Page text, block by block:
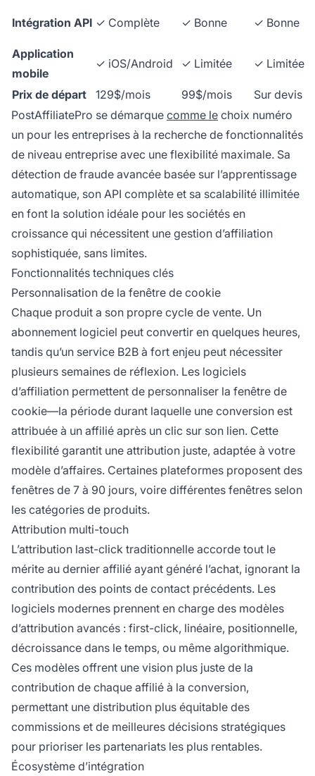
Intégration API ✓ Complète ✓ Bonne ✓ Bonne
Application
mobile
✓ iOS/Android ✓ Limitée ✓ Limitée
Prix de départ 129$/mois 99$/mois
Sur devis
PostAffiliatePro se démarque comme le choix numéro
un pour les entreprises à la recherche de fonctionnalités
de niveau entreprise avec une flexibilité maximale. Sa
détection de fraude avancée basée sur l’apprentissage
automatique, son API complète et sa scalabilité illimitée
en font la solution idéale pour les sociétés en
croissance qui nécessitent une gestion d’affiliation
sophistiquée, sans limites.
Fonctionnalités techniques clés
Personnalisation de la fenêtre de cookie
Chaque produit a son propre cycle de vente. Un
abonnement logiciel peut convertir en quelques heures,
tandis qu’un service B2B à fort enjeu peut nécessiter
plusieurs semaines de réflexion. Les logiciels
d’affiliation permettent de personnaliser la fenêtre de
cookie—la période durant laquelle une conversion est
attribuée à un affilié après un clic sur son lien. Cette
flexibilité garantit une attribution juste, adaptée à votre
modèle d’affaires. Certaines plateformes proposent des
fenêtres de 7 à 90 jours, voire différentes fenêtres selon
les catégories de produits.
Attribution multi-touch
L’attribution last-click traditionnelle accorde tout le
mérite au dernier affilié ayant généré l’achat, ignorant la
contribution des points de contact précédents. Les
logiciels modernes prennent en charge des modèles
d’attribution avancés : first-click, linéaire, positionnelle,
décroissance dans le temps, ou même algorithmique.
Ces modèles offrent une vision plus juste de la
contribution de chaque affilié à la conversion,
permettant une distribution plus équitable des
commissions et de meilleures décisions stratégiques
pour prioriser les partenariats les plus rentables.
Écosystème d’intégration